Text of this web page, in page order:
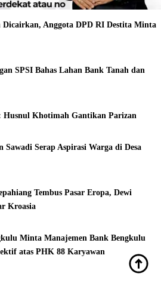
Dicairkan, Anggota DPD RI Destita Minta
SPSI Bahas Lahan Bank Tanah dan
Husnul Khotimah Gantikan Parizan
Sawadi Serap Aspirasi Warga di Desa
Tembus Pasar Eropa, Dewi
Kroasia
Minta Manajemen Bank Bengkulu
atas PHK 88 Karyawan